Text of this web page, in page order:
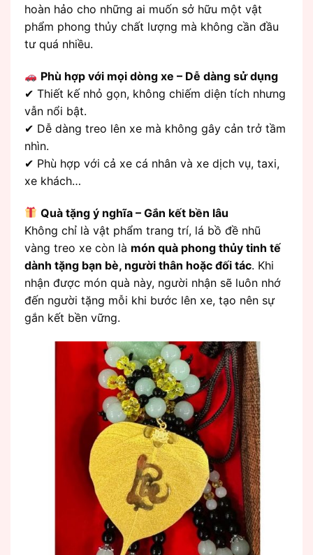
hoàn hảo cho những ai muốn sở hữu một vật
phẩm phong thủy chất lượng mà không cần đầu
tư quá nhiều.
Phù hợp với mọi dòng xe – Dễ dàng sử dụng
✔ Thiết kế nhỏ gọn, không chiếm diện tích nhưng
vẫn nổi bật.
✔ Dễ dàng treo lên xe mà không gây cản trở tầm
nhìn.
✔ Phù hợp với cả xe cá nhân và xe dịch vụ, taxi,
xe khách…
Quà tặng ý nghĩa – Gắn kết bền lâu
Không chỉ là vật phẩm trang trí, lá bồ đề nhũ
vàng treo xe còn là món quà phong thủy tinh tế
dành tặng bạn bè, người thân hoặc đối tác. Khi
nhận được món quà này, người nhận sẽ luôn nhớ
đến người tặng mỗi khi bước lên xe, tạo nên sự
gắn kết bền vững.